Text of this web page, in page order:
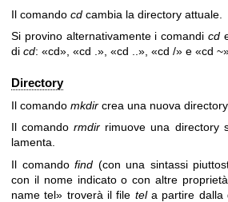
Il comando cd cambia la directory attuale.
Si provino alternativamente i comandicd
di cd: «cd», «cd .», «cd ..», «cd /» e «cd
Directory
Il comando mkdir crea una nuova directory.
Il comandormdir rimuove una directory
lamenta.
Il comandofind (con una sintassi
con il nome indicato o con altre
name tel» troverà il file tela partire dalla